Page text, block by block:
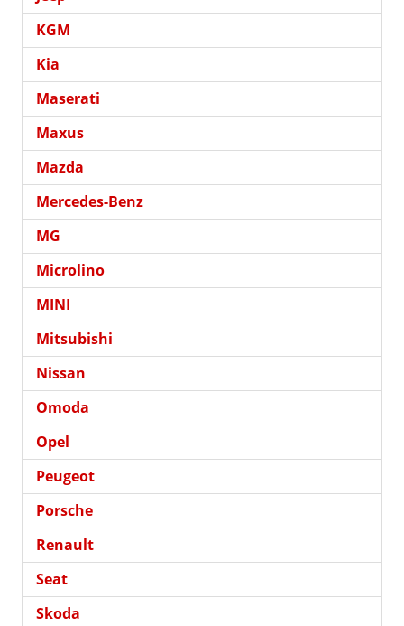
KGM
Kia
Maserati
Maxus
Mazda
Mercedes-Benz
MG
Microlino
MINI
Mitsubishi
Nissan
Omoda
Opel
Peugeot
Porsche
Renault
Seat
Skoda